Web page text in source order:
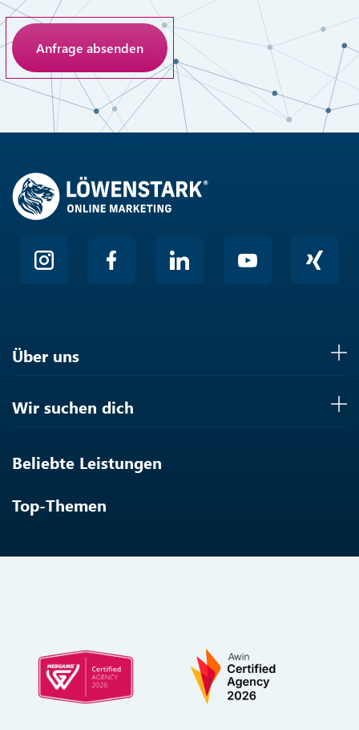
Anti-Roboter-Verifizierung
Hier klicken
Über uns
Wir suchen dich
Beliebte Leistungen
Top-Themen